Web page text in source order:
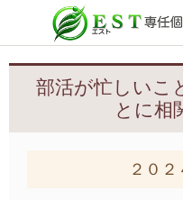
部活が忙しいこ
とに相
２０